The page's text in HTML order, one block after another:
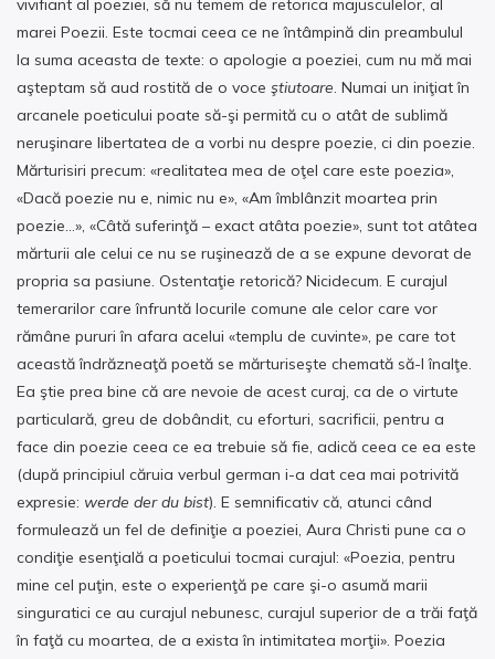
vivifiant al poeziei, să nu temem de retorica majusculelor, al
marei Poezii. Este tocmai ceea ce ne întâmpină din preambulul
la suma aceasta de texte: o apologie a poeziei, cum nu mă mai
aşteptam să aud rostită de o voce ştiutoare. Numai un iniţiat în
arcanele poeticului poate să-şi permită cu o atât de sublimă
neruşinare libertatea de a vorbi nu despre poezie, ci din poezie.
Mărturisiri precum: «realitatea mea de oţel care este poezia»,
«Dacă poezie nu e, nimic nu e», «Am îmblânzit moartea prin
poezie…», «Câtă suferinţă – exact atâta poezie», sunt tot atâtea
mărturii ale celui ce nu se ruşinează de a se expune devorat de
propria sa pasiune. Ostentaţie retorică? Nicidecum. E curajul
temerarilor care înfruntă locurile comune ale celor care vor
rămâne pururi în afara acelui «templu de cuvinte», pe care tot
această îndrăzneaţă poetă se mărturiseşte chemată să-l înalţe.
Ea ştie prea bine că are nevoie de acest curaj, ca de o virtute
particulară, greu de dobândit, cu eforturi, sacrificii, pentru a
face din poezie ceea ce ea trebuie să fie, adică ceea ce ea este
(după principiul căruia verbul german i-a dat cea mai potrivită
expresie: werde der du bist). E semnificativ că, atunci când
formulează un fel de definiţie a poeziei, Aura Christi pune ca o
condiţie esenţială a poeticului tocmai curajul: «Poezia, pentru
mine cel puţin, este o experienţă pe care şi-o asumă marii
singuratici ce au curajul nebunesc, curajul superior de a trăi faţă
în faţă cu moartea, de a exista în intimitatea morţii». Poezia